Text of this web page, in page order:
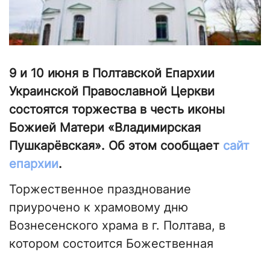
9 и 10 июня в Полтавской Епархии
Украинской Православной Церкви
состоятся торжества в честь иконы
Божией Матери «Владимирская
Пушкарёвская». Об этом сообщает сайт
епархии.
Торжественное празднование
приурочено к храмовому дню
Вознесенского храма в г. Полтава, в
котором состоится Божественная